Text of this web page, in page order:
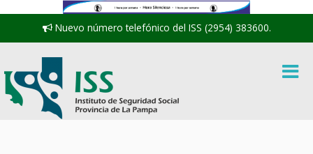
Nuevo número telefónico del ISS (2954) 383600.